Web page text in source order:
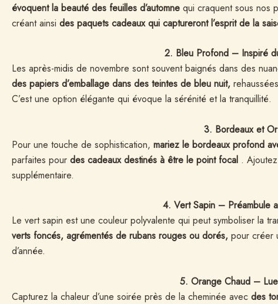
évoquent la beauté des feuilles d’automne qui craquent sous nos
créant ainsi des paquets cadeaux qui captureront l’esprit de la
2. Bleu Profond – Inspiré
Les après-midis de novembre sont souvent baignés dans des
des papiers d’emballage dans des teintes de bleu nuit,
C’est une option élégante qui évoque la sérénité et la tranquillité.
3. Bordeaux et
Pour une touche de sophistication, mariez le bordeaux profond
parfaites pour des cadeaux destinés à être le point focal .
supplémentaire.
4. Vert Sapin – Préambule
Le vert sapin est une couleur polyvalente qui peut symboliser la
verts foncés, agrémentés de rubans rouges ou dorés, pour créer
d’année.
5. Orange Chaud –
Capturez la chaleur d’une soirée près de la cheminée avec des